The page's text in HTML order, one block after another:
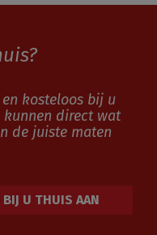
kosteloos bij u
kunnen direct wat
de juiste maten
BIJ U THUIS AAN